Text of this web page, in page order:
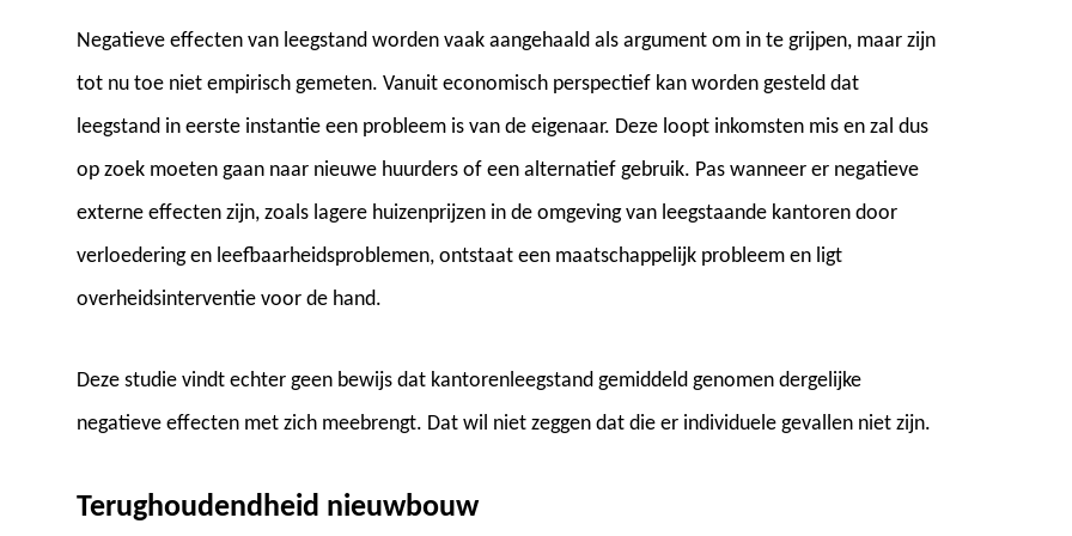
Negatieve effecten van leegstand worden vaak aangehaald als argument om in te grijpen, maar zijn
tot nu toe niet empirisch gemeten. Vanuit economisch perspectief kan worden gesteld dat
leegstand in eerste instantie een probleem is van de eigenaar. Deze loopt inkomsten mis en zal dus
op zoek moeten gaan naar nieuwe huurders of een alternatief gebruik. Pas wanneer er negatieve
externe effecten zijn, zoals lagere huizenprijzen in de omgeving van leegstaande kantoren door
verloedering en leefbaarheidsproblemen, ontstaat een maatschappelijk probleem en ligt
overheidsinterventie voor de hand.
Deze studie vindt echter geen bewijs dat kantorenleegstand gemiddeld genomen dergelijke
negatieve effecten met zich meebrengt. Dat wil niet zeggen dat die er individuele gevallen niet zijn.
Terughoudendheid nieuwbouw